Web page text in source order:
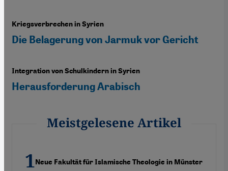
Kriegsverbrechen in Syrien
Die Belagerung von Jarmuk vor Gericht
Integration von Schulkindern in Syrien
Herausforderung Arabisch
Meistgelesene Artikel
Neue Fakultät für Islamische Theologie in Münster